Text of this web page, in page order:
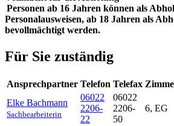
Personen ab 16 Jahren können als
Personalausweisen, ab 18 Jahren als
bevollmächtigt werden.
Für Sie zuständig
Ansprechpartner Telefon Telefax
Elke Bachmann
Sachbearbeiterin
06022
2206-
22
06022
2206-
50
6, EG